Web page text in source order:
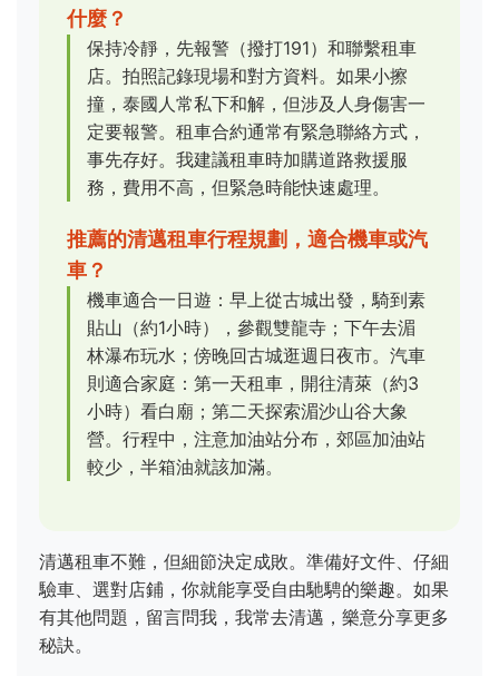
什麼？
保持冷靜，先報警（撥打191）和聯繫租車
店。拍照記錄現場和對方資料。如果小擦
撞，泰國人常私下和解，但涉及人身傷害一
定要報警。租車合約通常有緊急聯絡方式，
事先存好。我建議租車時加購道路救援服
務，費用不高，但緊急時能快速處理。
推薦的清邁租車行程規劃，適合機車或汽
車？
機車適合一日遊：早上從古城出發，騎到素
貼山（約1小時），參觀雙龍寺；下午去湄
林瀑布玩水；傍晚回古城逛週日夜市。汽車
則適合家庭：第一天租車，開往清萊（約3
小時）看白廟；第二天探索湄沙山谷大象
營。行程中，注意加油站分布，郊區加油站
較少，半箱油就該加滿。
清邁租車不難，但細節決定成敗。準備好文件、仔細
驗車、選對店鋪，你就能享受自由馳騁的樂趣。如果
有其他問題，留言問我，我常去清邁，樂意分享更多
秘訣。